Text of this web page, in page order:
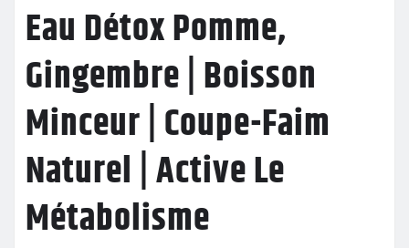
Eau Détox Pomme,
Gingembre | Boisson
Minceur | Coupe-Faim
Naturel | Active Le
Métabolisme